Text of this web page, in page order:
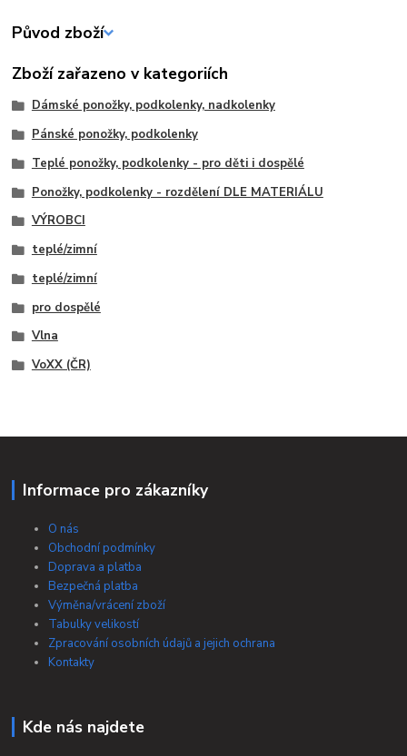
Původ zboží
Zboží zařazeno v kategoriích
Dámské ponožky, podkolenky, nadkolenky
Pánské ponožky, podkolenky
Teplé ponožky, podkolenky - pro děti i dospělé
Ponožky, podkolenky - rozdělení DLE MATERIÁLU
VÝROBCI
teplé/zimní
teplé/zimní
pro dospělé
Vlna
VoXX (ČR)
Informace pro zákazníky
O nás
Obchodní podmínky
Doprava a platba
Bezpečná platba
Výměna/vrácení zboží
Tabulky velikostí
Zpracování osobních údajů a jejich ochrana
Kontakty
Kde nás najdete